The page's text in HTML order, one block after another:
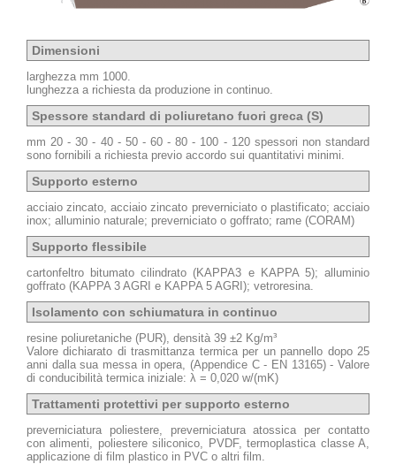
Dimensioni
larghezza mm 1000.
lunghezza a richiesta da produzione in continuo.
Spessore standard di poliuretano fuori greca (S)
mm 20 - 30 - 40 - 50 - 60 - 80 - 100 - 120 spessori non standard
sono fornibili a richiesta previo accordo sui quantitativi minimi.
Supporto esterno
acciaio zincato, acciaio zincato preverniciato o plastificato; acciaio
inox; alluminio naturale; preverniciato o goffrato; rame (CORAM)
Supporto flessibile
cartonfeltro bitumato cilindrato (KAPPA3 e KAPPA 5); alluminio
goffrato (KAPPA 3 AGRI e KAPPA 5 AGRI); vetroresina.
Isolamento con schiumatura in continuo
resine poliuretaniche (PUR), densità 39 ±2 Kg/m³
Valore dichiarato di trasmittanza termica per un pannello dopo 25
anni dalla sua messa in opera, (Appendice C - EN 13165) - Valore
di conducibilità termica iniziale: λ = 0,020 w/(mK)
Trattamenti protettivi per supporto esterno
preverniciatura poliestere, preverniciatura atossica per contatto
con alimenti, poliestere siliconico, PVDF, termoplastica classe A,
applicazione di film plastico in PVC o altri film.